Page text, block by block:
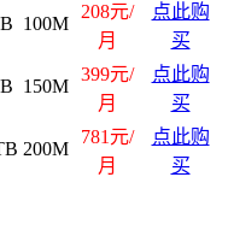
100M
208元/
月
点此购
买
150M
399元/
月
点此购
买
200M
781元/
月
点此购
买